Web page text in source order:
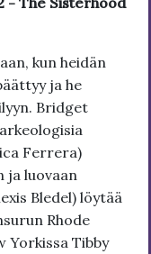
kun heidän
ja he
Bridget
Ferrera)
ja luovaan
Bledel) löytää
Rhode
Yorkissa Tibby